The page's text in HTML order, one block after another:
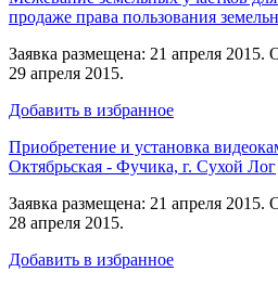
продаже права пользования
Заявка размещена: 21 апреля 2015.
29 апреля 2015.
Добавить в избранное
Приобретение и установка
Октябрьская - Фучика, г. Сухой Лог
Заявка размещена: 21 апреля 2015.
28 апреля 2015.
Добавить в избранное